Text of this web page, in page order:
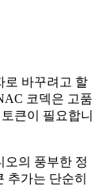
로 바꾸려고 할
코덱은 고품
큰이 필요합니
오의 풍부한 정
추가는 단순히